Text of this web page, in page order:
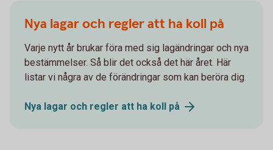
Nya lagar och regler att ha koll på
Varje nytt år brukar föra med sig lagändringar och nya
bestämmelser. Så blir det också det här året. Här
listar vi några av de förändringar som kan beröra dig.
Nya lagar och regler att ha koll på